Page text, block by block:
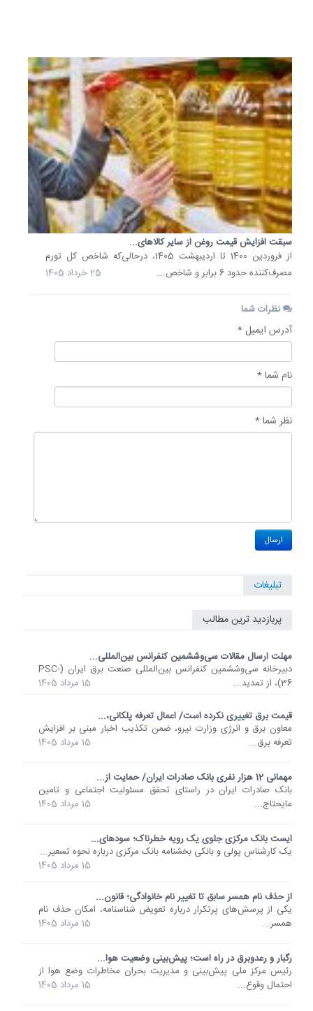
سبقت افزایش قیمت روغن از سایر کالاهای...
از فروردین 1400 تا اردیبهشت 1405، درحالی‌که شاخص کل تورم
مصرف‌کننده حدود 6 برابر و شاخص...
25 خرداد 1405
نظرات شما
آدرس ایمیل *
نام شما *
نظر شما *
تبلیغات
پربازدید ترین مطالب
مهلت ارسال مقالات سی‌وششمین کنفرانس بین‌المللی...
دبیرخانه سی‌وششمین کنفرانس بین‌المللی صنعت برق ایران (PSC-
36)، از تمدید...
15 مرداد 1405
قیمت برق تغییری نکرده است/ اعمال تعرفه پلکانی،...
معاون برق و انرژی وزارت نیرو، ضمن تکذیب اخبار مبنی بر افزایش
تعرفه برق...
15 مرداد 1405
مهمانی 12 هزار نفری بانک صادرات ایران/ حمایت از...
​بانک صادرات ایران در راستای تحقق مسئولیت اجتماعی و تامین
مایحتاج...
15 مرداد 1405
ایست بانک مرکزی جلوی یک رویه خطرناک؛ سودهای...
یک کارشناس پولی و بانکی بخشنامه بانک مرکزی درباره نحوه تسعیر...
15 مرداد 1405
از حذف نام همسر سابق تا تغییر نام خانوادگی؛ قانون...
یکی از پرسش‌های پرتکرار درباره تعویض شناسنامه، امکان حذف نام
همسر...
15 مرداد 1405
رگبار و رعدوبرق در راه است؛ پیش‌بینی وضعیت هوا...
رئیس مرکز ملی پیش‌بینی و مدیریت بحران مخاطرات وضع هوا از
احتمال وقوع...
15 مرداد 1405